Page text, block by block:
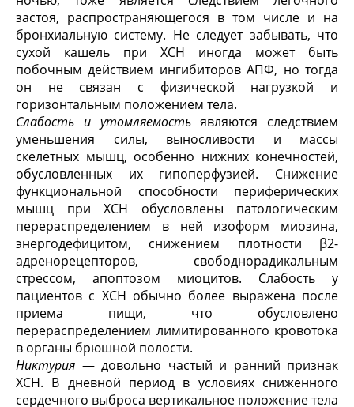
застоя, распространяющегося в том числе и на
бронхиальную систему. Не следует забывать, что
сухой кашель при ХСН иногда может быть
побочным действием ингибиторов АПФ, но тогда
он не связан с физической нагрузкой и
горизонтальным положением тела.
Слабость и утомляемостьявляются следствием
уменьшения силы, выносливости и массы
скелетных мышц, особенно нижних конечностей,
обусловленных их гипоперфузией. Снижение
функциональной способности периферических
мышц при ХСН обусловлены патологическим
перераспределением в ней изоформ миозина,
энергодефицитом, снижением плотности β2-
адренорецепторов, свободнорадикальным
стрессом, апоптозом миоцитов. Слабость у
пациентов с ХСН обычно более выражена после
приема пищи, что обусловлено
перераспределением лимитированного кровотока
в органы брюшной полости.
Никтурия — довольно частый и ранний признак
ХСН. В дневной период в условиях сниженного
сердечного выброса вертикальное положение тела